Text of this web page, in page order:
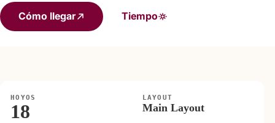
Cómo llegar Tiempo
HOYOS
18
LAYOUT
Main Layout